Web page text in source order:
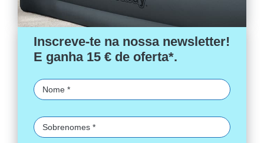
Inscreve-te na nossa newsletter!
E ganha 15 € de oferta*.